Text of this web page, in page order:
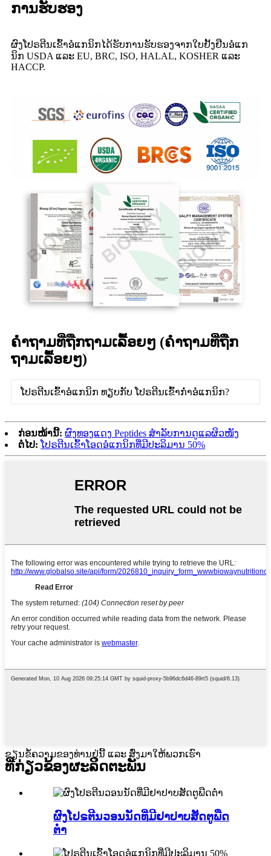
ການຮັບຮອງ
ຜົງໂປຣຕີນເຂົ້າອໍແກນິກໄດ້ຮັບການຮັບຮອງຈາກໃບຢັ້ງຢືນອໍແກ
ນິກ USDA ແລະ EU, BRC, ISO, HALAL, KOSHER ແລະ
HACCP.
ຄຳຖາມທີ່ຖືກຖາມເລື້ອຍໆ (ຄຳຖາມທີ່ຖືກ
ຖາມເລື້ອຍໆ)
ໂປຣຕີນເຂົ້າອໍແກນິກ ທຽບກັບ ໂປຣຕີນເຂົ້າກ່ຳອໍແກນິກ?
ກ່ອນໜ້ານີ້: ຜົງທອງແດງ Peptides ສຳລັບການດູແລຜິວໜັງ
ຕໍ່ໄປ: ໂປຣຕີນເຂົ້າໂອດອໍແກນິກທີ່ມີປະລິມານ 50%
ຂຽນຂໍ້ຄວາມຂອງທ່ານຢູ່ນີ້ ແລະ ສົ່ງມາໃຫ້ພວກເຮົາ
ທີ່ກ່ຽວຂ້ອງຜະລິດຕະພັນ
ຜົງໂປຣຕີນວອນນັດທີ່ມີຢາປາບສັດຕູພືດ
ຕ່ຳ